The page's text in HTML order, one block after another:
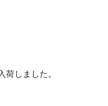
荷しました。